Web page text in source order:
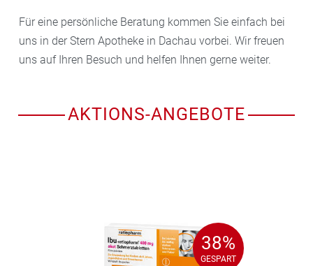
Für eine persönliche Beratung kommen Sie einfach bei
uns in der Stern Apotheke in Dachau vorbei. Wir freuen
uns auf Ihren Besuch und helfen Ihnen gerne weiter.
AKTIONS-ANGEBOTE
38%
GESPART
38%
GESPART